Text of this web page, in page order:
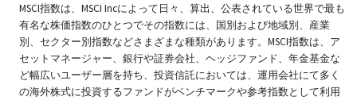
MSCI指数は、MSCI Incによって日々、算出、公表されている世界で最も
有名な株価指数のひとつでその指数には、国別および地域別、産業
別、セクター別指数などさまざまな種類があります。MSCI指数は、ア
セットマネージャー、銀行や証券会社、ヘッジファンド、年金基金な
ど幅広いユーザー層を持ち、投資信託においては、運用会社にて多く
の海外株式に投資するファンドがベンチマークや参考指数として利用